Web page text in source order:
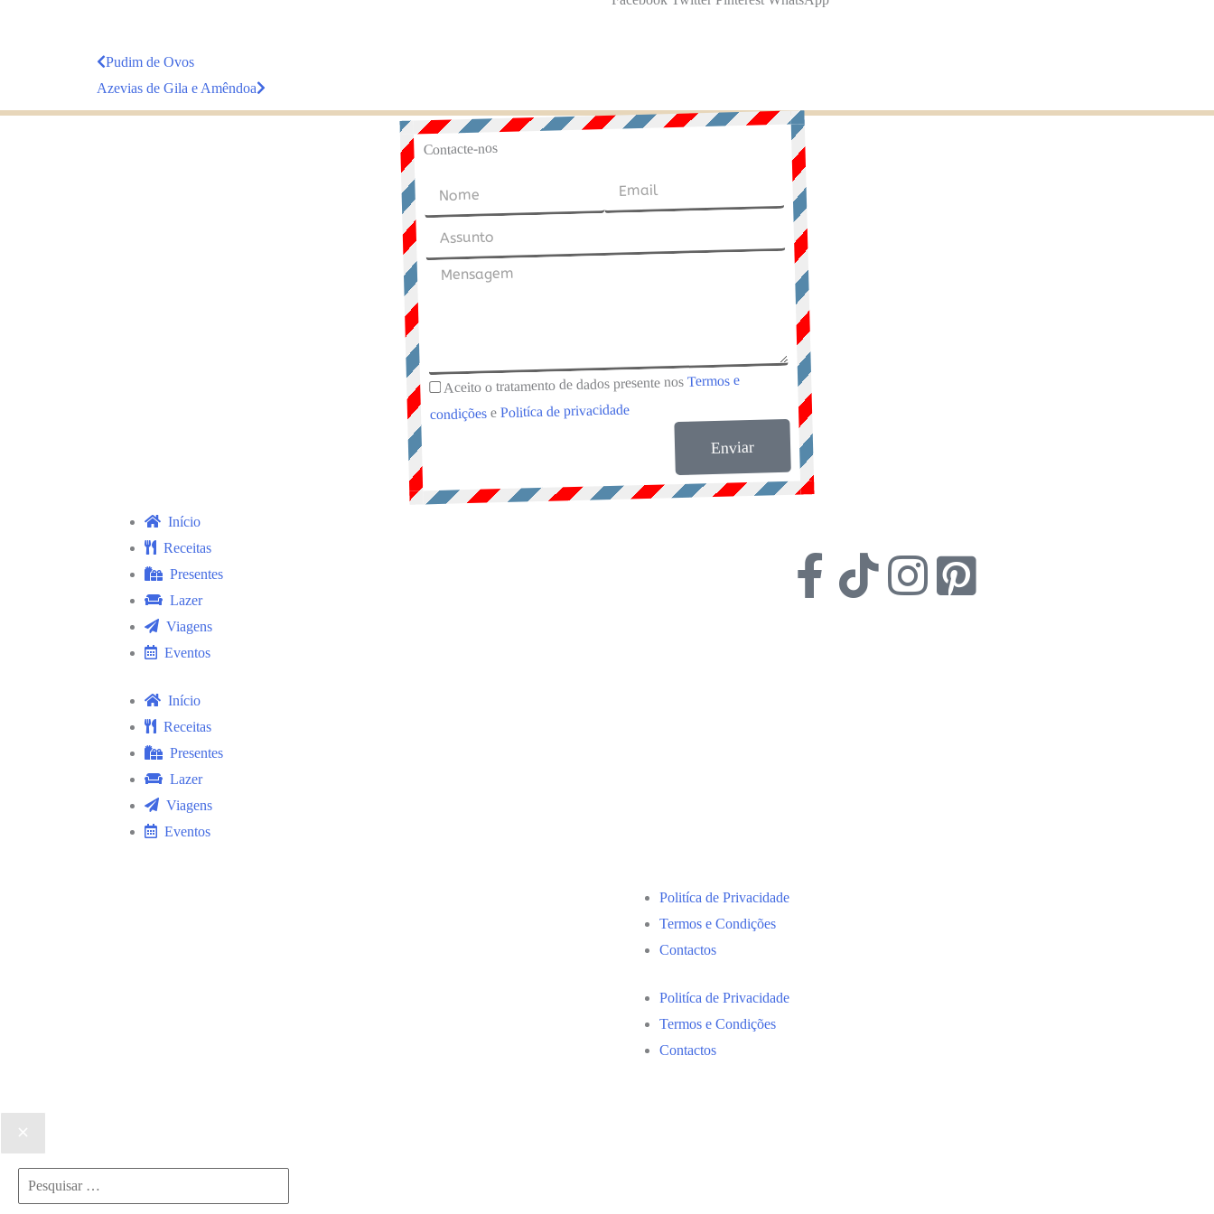
Pudim de Ovos
Azevias de Gila e Amêndoa
Contacte-nos
Aceito o tratamento de dados presente nosTermos e
condiçõesePolitíca de privacidade
Enviar
Início
Receitas
Presentes
Lazer
Viagens
Eventos
Início
Receitas
Presentes
Lazer
Viagens
Eventos
Politíca de Privacidade
Termos e Condições
Contactos
Politíca de Privacidade
Termos e Condições
Contactos